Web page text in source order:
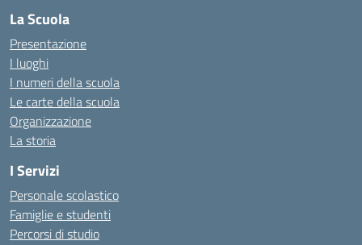
La Scuola
Presentazione
I luoghi
I numeri della scuola
Le carte della scuola
Organizzazione
La storia
I Servizi
Personale scolastico
Famiglie e studenti
Percorsi di studio